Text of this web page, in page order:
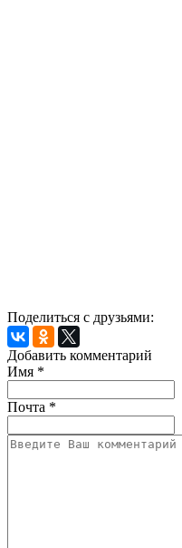
Поделиться с друзьями:
Добавить комментарий
Имя *
Почта *